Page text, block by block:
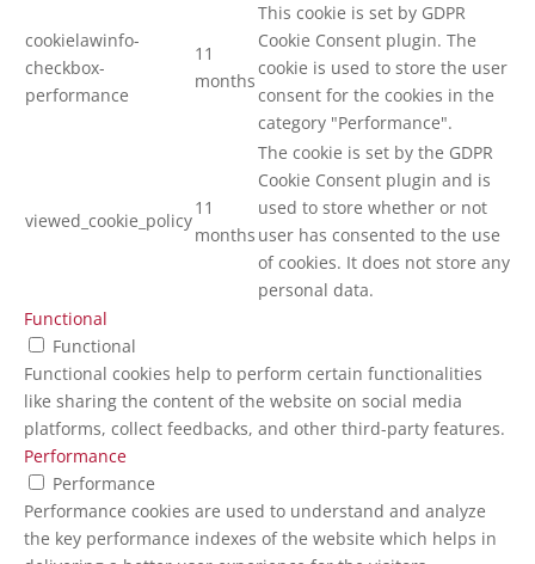
cookielawinfo-
checkbox-
performance
11
months
This cookie is set by GDPR
Cookie Consent plugin. The
cookie is used to store the user
consent for the cookies in the
category "Performance".
viewed_cookie_policy
11
months
The cookie is set by the GDPR
Cookie Consent plugin and is
used to store whether or not
user has consented to the use
of cookies. It does not store any
personal data.
Functional
Functional
Functional cookies help to perform certain functionalities
like sharing the content of the website on social media
platforms, collect feedbacks, and other third-party features.
Performance
Performance
Performance cookies are used to understand and analyze
the key performance indexes of the website which helps in